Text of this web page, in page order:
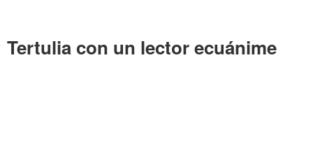
Tertulia con un lector ecuánime